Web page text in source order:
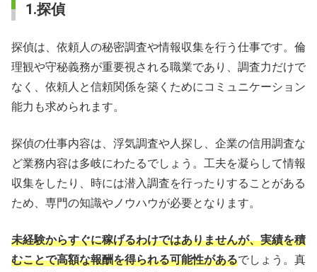
1.探偵
探偵は、依頼人の秘密調査や情報収集を行う仕事です。倫
理観や守秘義務が重要視される職業であり、調査力だけで
なく、依頼人と信頼関係を築くためにコミュニケーション
能力も求められます。
探偵の仕事内容は、浮気調査や人探し、企業の信用調査な
ど業務内容は多岐にわたるでしょう。工夫を凝らして情報
収集をしたり、時には潜入調査を行ったりすることがある
ため、専門の知識やノウハウが必要となります。
未経験からすぐに稼げるわけではありませんが、実績を積
むことで高額な報酬を得られる可能性があるでしょう。真